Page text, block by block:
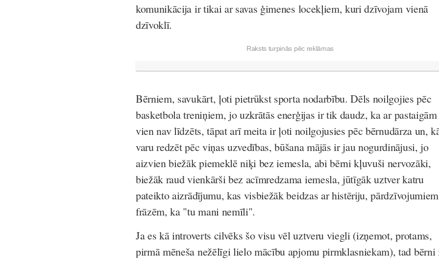
komunikācija ir tikai ar savas ģimenes locekļiem, kuri dzīvojam vienā
dzīvoklī.
Raksts turpinās pēc reklāmas
Bērniem, savukārt, ļoti pietrūkst sporta nodarbību. Dēls noilgojies pēc
basketbola treniņiem, jo uzkrātās enerģijas ir tik daudz, ka ar pastaigām
vien nav līdzēts, tāpat arī meita ir ļoti noilgojusies pēc bērnudārza un,
varu redzēt pēc viņas uzvedības, būšana mājās ir jau nogurdinājusi, jo
aizvien biežāk piemeklē niķi bez iemesla, abi bērni kļuvuši nervozāki,
biežāk raud vienkārši bez acīmredzama iemesla, jūtīgāk uztver katru
pateikto aizrādījumu, kas visbiežāk beidzas ar histēriju,
frāzēm, ka "tu mani nemīli".
Ja es kā introverts cilvēks šo visu vēl uztveru viegli (izņemot, protams,
pirmā mēneša nežēlīgi lielo mācību apjomu pirmklasniekam), tad bērni